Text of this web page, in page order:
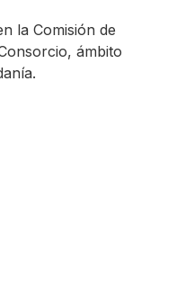
la Comisión de
ámbito